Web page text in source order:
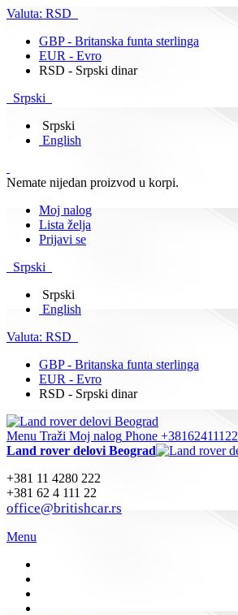
Valuta: RSD
GBP - Britanska funta sterlinga
EUR - Evro
RSD - Srpski dinar
Srpski
Srpski
English
Nemate nijedan proizvod u korpi.
Moj nalog
Lista želja
Prijavi se
Srpski
Srpski
English
Valuta: RSD
GBP - Britanska funta sterlinga
EUR - Evro
RSD - Srpski dinar
Menu Traži Moj nalog Phone +38162411122
Land rover delovi Beograd
+381 11 4280 222
+381 62 4 111 22
office@britishcar.rs
Menu